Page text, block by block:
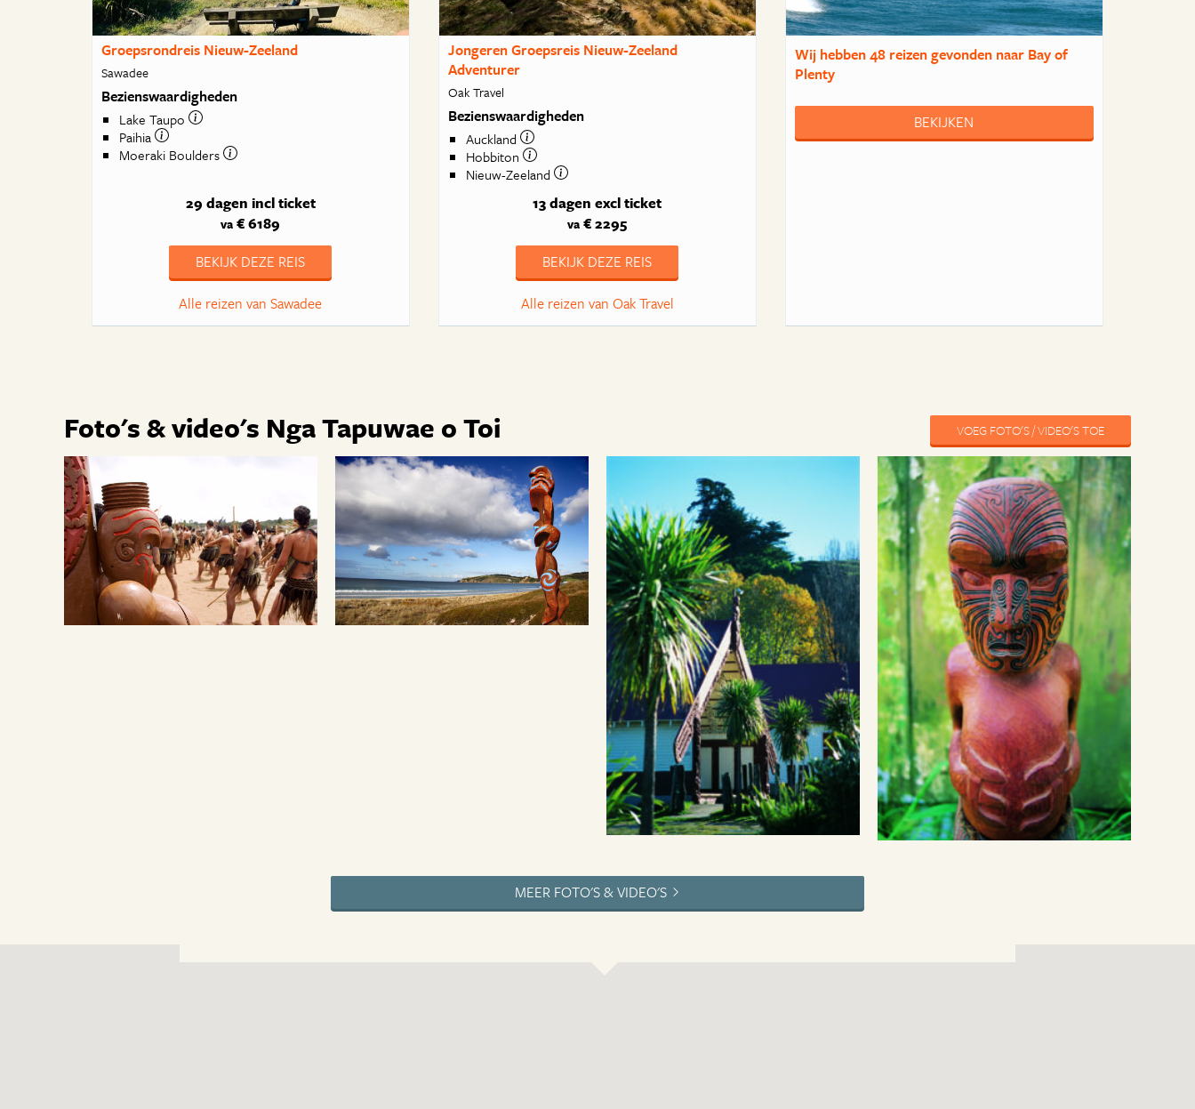
Groepsrondreis Nieuw-Zeeland
Sawadee
Bezienswaardigheden
Lake Taupo
Paihia
Moeraki Boulders
29 dagen incl ticket
va € 6189
BEKIJK DEZE REIS
Alle reizen van Sawadee
Jongeren Groepsreis Nieuw-Zeeland
Adventurer
Oak Travel
Bezienswaardigheden
Auckland
Hobbiton
Nieuw-Zeeland
13 dagen excl ticket
va € 2295
BEKIJK DEZE REIS
Alle reizen van Oak Travel
Wij hebben48 reizengevonden naar Bay of
Plenty
BEKIJKEN
VOEG FOTO'S / VIDEO'S TOE
Foto's & video's Nga Tapuwae o Toi
MEER FOTO'S & VIDEO'S